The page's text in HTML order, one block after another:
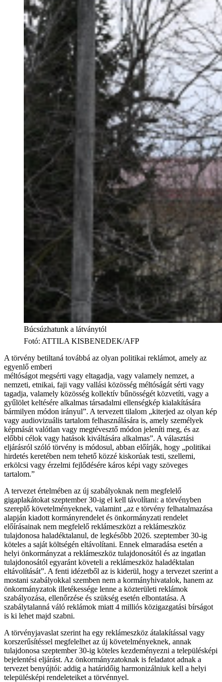
Búcsúzhatunk a látványtól
Fotó: ATTILA KISBENEDEK/AFP
A törvény betiltaná továbbá az olyan politikai reklámot, amely az
egyenlő emberi
méltóságot megsérti vagy eltagadja, vagy valamely nemzet, a
nemzeti, etnikai, faji vagy vallási közösség méltóságát sérti vagy
tagadja, valamely közösség kollektív bűnösségét közvetíti, vagy a
gyűlölet keltésére alkalmas társadalmi ellenségkép kialakítására
bármilyen módon irányul”. A tervezett tilalom „kiterjed az olyan kép
vagy audiovizuális tartalom felhasználására is, amely személyek
képmását valótlan vagy megtévesztő módon jeleníti meg, és az
előbbi célok vagy hatások kiváltására alkalmas”. A választási
eljárásról szóló törvény is módosul, abban előírják, hogy „politikai
hirdetés keretében nem tehető közzé kiskorúak testi, szellemi,
erkölcsi vagy érzelmi fejlődésére káros képi vagy szöveges
tartalom.”
A tervezet értelmében az új szabályoknak nem megfelelő
gigaplakátokat szeptember 30-ig el kell távolítani: a törvényben
szereplő követelményeknek, valamint „az e törvény felhatalmazása
alapján kiadott kormányrendelet és önkormányzati rendelet
előírásainak nem megfelelő reklámeszközt a reklámeszköz
tulajdonosa haladéktalanul, de legkésőbb 2026. szeptember 30-ig
köteles a saját költségén eltávolítani. Ennek elmaradása esetén a
helyi önkormányzat a reklámeszköz tulajdonosától és az ingatlan
tulajdonosától egyaránt követeli a reklámeszköz haladéktalan
eltávolítását”. A fenti idézetből az is kiderül, hogy a tervezet szerint a
mostani szabályokkal szemben nem a kormányhivatalok, hanem az
önkormányzatok illetékessége lenne a közterületi reklámok
szabályozása, ellenőrzése és szükség esetén elbontatása. A
szabálytalanná váló reklámok miatt 4 milliós közigazgatási bírságot
is ki lehet majd szabni.
A törvényjavaslat szerint ha egy reklámeszköz átalakítással vagy
korszerűsítéssel megfelelhet az új követelményeknek, annak
tulajdonosa szeptember 30-ig köteles kezdeményezni a településképi
bejelentési eljárást. Az önkormányzatoknak is feladatot adnak a
tervezet benyújtói: addig a határidőig harmonizálniuk kell a helyi
településképi rendeleteiket a törvénnyel.